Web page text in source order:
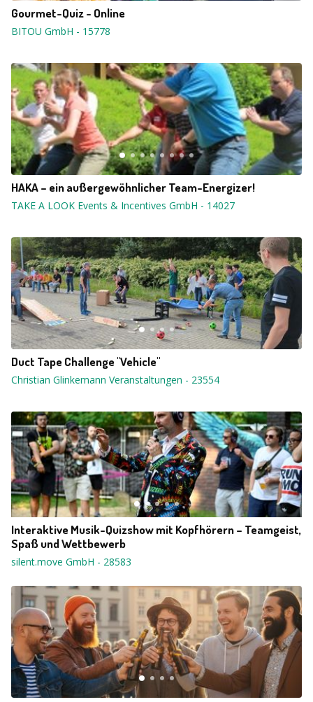
Gourmet-Quiz - Online
BITOU GmbH - 15778
HAKA – ein außergewöhnlicher Team-Energizer!
TAKE A LOOK Events & Incentives GmbH - 14027
Duct Tape Challenge "Vehicle"
Christian Glinkemann Veranstaltungen - 23554
Interaktive Musik-Quizshow mit Kopfhörern – Teamgeist,
Spaß und Wettbewerb
silent.move GmbH - 28583